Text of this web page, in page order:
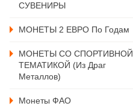
СУВЕНИРЫ
МОНЕТЫ 2 ЕВРО По Годам
МОНЕТЫ СО СПОРТИВНОЙ
ТЕМАТИКОЙ (из Драг
Металлов)
Монеты ФАО